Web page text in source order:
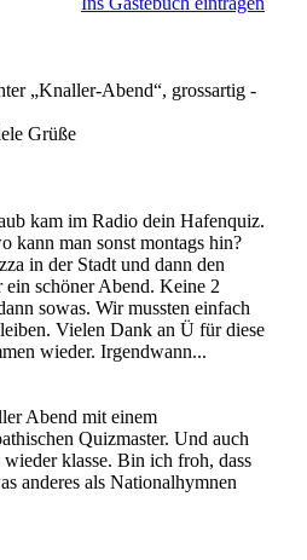
„Knaller-Abend“, grossartig -
Grüße
kam im Radio dein Hafenquiz.
kann man sonst montags hin?
in der Stadt und dann den
ein schöner Abend. Keine 2
sowas. Wir mussten einfach
Vielen Dank an Ü für diese
wieder. Irgendwann...
Abend mit einem
Quizmaster. Und auch
klasse. Bin ich froh, dass
anderes als Nationalhymnen